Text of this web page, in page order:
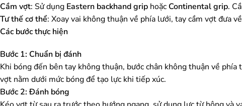
Cầm vợt: Sử dụng Eastern backhand grip hoặc Continental grip.
Tư thế cơ thể: Xoay vai không thuận về phía lưới, tay cầm vợt đưa
Các bước thực hiện
Bước 1: Chuẩn bị đánh
Khi bóng đến bên tay không thuận, bước chân không thuận về
vợt nằm dưới mức bóng để tạo lực khi tiếp xúc.
Bước 2: Đánh bóng